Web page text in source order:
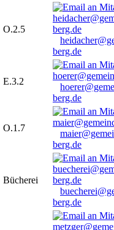
O.2.5
berg.de
E.3.2
berg.de
O.1.7
berg.de
Bücherei
berg.de